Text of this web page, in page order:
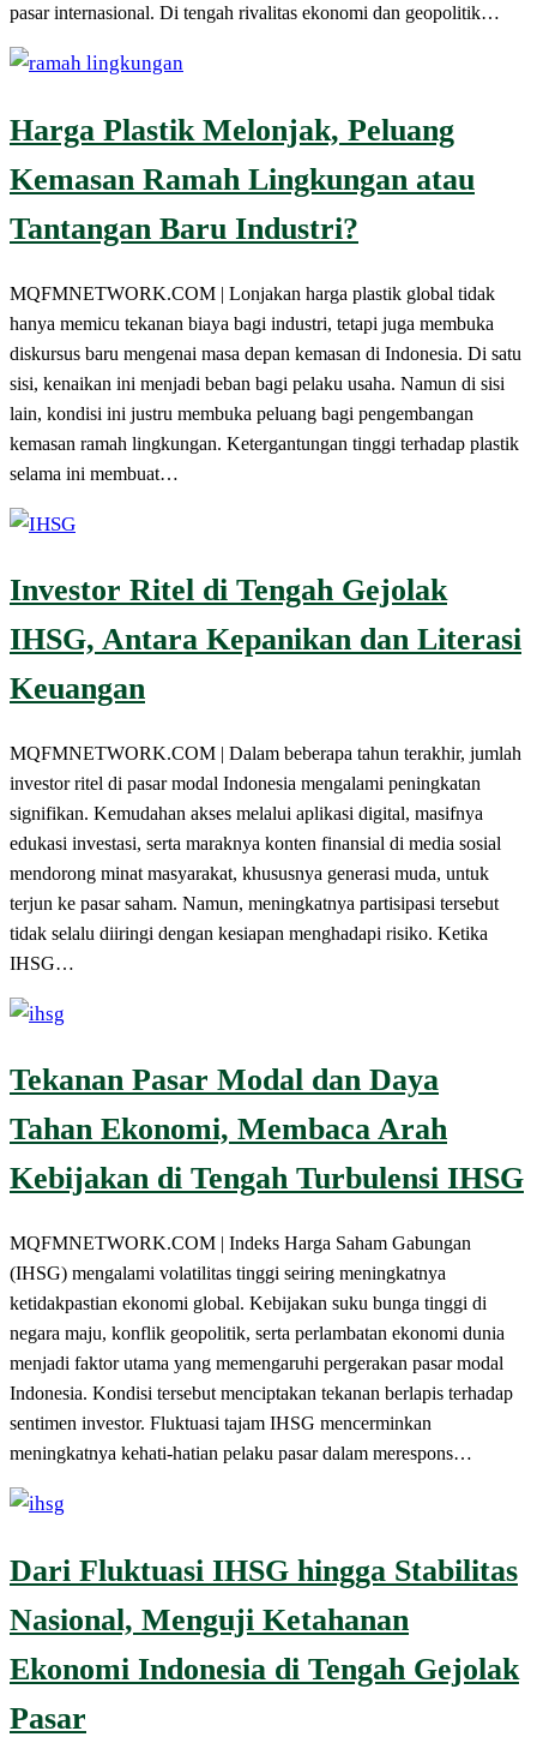
pasar internasional. Di tengah rivalitas ekonomi dan geopolitik…
Harga Plastik Melonjak, Peluang
Kemasan Ramah Lingkungan atau
Tantangan Baru Industri?
MQFMNETWORK.COM | Lonjakan harga plastik global tidak
hanya memicu tekanan biaya bagi industri, tetapi juga membuka
diskursus baru mengenai masa depan kemasan di Indonesia. Di satu
sisi, kenaikan ini menjadi beban bagi pelaku usaha. Namun di sisi
lain, kondisi ini justru membuka peluang bagi pengembangan
kemasan ramah lingkungan. Ketergantungan tinggi terhadap plastik
selama ini membuat…
Investor Ritel di Tengah Gejolak
IHSG, Antara Kepanikan dan Literasi
Keuangan
MQFMNETWORK.COM | Dalam beberapa tahun terakhir, jumlah
investor ritel di pasar modal Indonesia mengalami peningkatan
signifikan. Kemudahan akses melalui aplikasi digital, masifnya
edukasi investasi, serta maraknya konten finansial di media sosial
mendorong minat masyarakat, khususnya generasi muda, untuk
terjun ke pasar saham. Namun, meningkatnya partisipasi tersebut
tidak selalu diiringi dengan kesiapan menghadapi risiko. Ketika
IHSG…
Tekanan Pasar Modal dan Daya
Tahan Ekonomi, Membaca Arah
Kebijakan di Tengah Turbulensi IHSG
MQFMNETWORK.COM | Indeks Harga Saham Gabungan
(IHSG) mengalami volatilitas tinggi seiring meningkatnya
ketidakpastian ekonomi global. Kebijakan suku bunga tinggi di
negara maju, konflik geopolitik, serta perlambatan ekonomi dunia
menjadi faktor utama yang memengaruhi pergerakan pasar modal
Indonesia. Kondisi tersebut menciptakan tekanan berlapis terhadap
sentimen investor. Fluktuasi tajam IHSG mencerminkan
meningkatnya kehati-hatian pelaku pasar dalam merespons…
Dari Fluktuasi IHSG hingga Stabilitas
Nasional, Menguji Ketahanan
Ekonomi Indonesia di Tengah Gejolak
Pasar